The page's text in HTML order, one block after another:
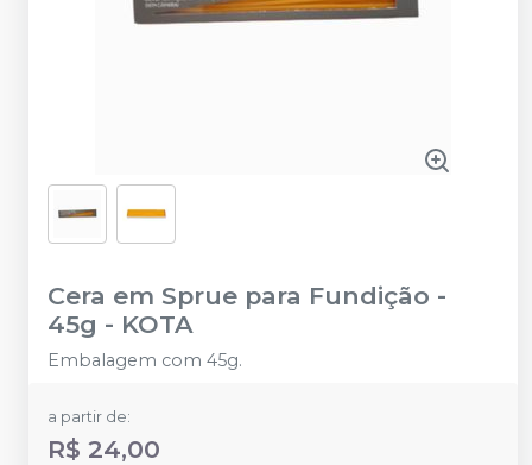
Cera em Sprue para Fundição -
45g - KOTA
Embalagem com 45g.
a partir de:
R$ 24,00